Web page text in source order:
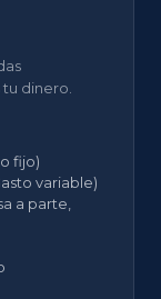
tu dinero.
fijo)
variable)
a parte,